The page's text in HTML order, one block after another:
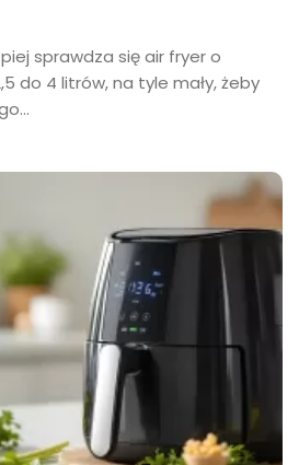
sprawdza się air fryer o
do 4 litrów, na tyle mały, żeby